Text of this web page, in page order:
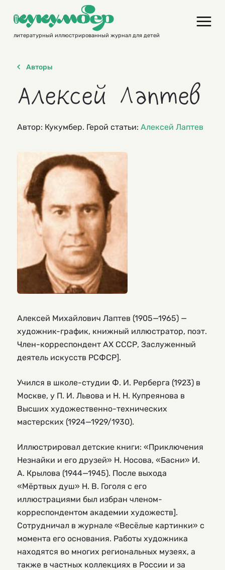
contentлитературный иллюстрированный журнал для детей
Авторы
Алексей Лаптев
Автор: Кукумбер. Герой статьи: Алексей Лаптев
Алексей Михайлович Лаптев (1905—1965) —
художник-график, книжный иллюстратор, поэт.
Член-корреспондент АХ СССР, Заслуженный
деятель искусств РСФСР].
Учился в школе-студии Ф. И. Рерберга (1923) в
Москве, у П. И. Львова и Н. Н. Купреянова в
Высших художественно-технических
мастерских (1924—1929/1930).
Иллюстрировал детские книги: «Приключения
Незнайки и его друзей» Н. Носова, «Басни» И.
А. Крылова (1944—1945). После выхода
«Мёртвых душ» Н. В. Гоголя с его
иллюстрациями был избран членом-
корреспондентом академии художеств].
Сотрудничал в журнале «Весёлые картинки» с
момента его основания. Работы художника
находятся во многих региональных музеях, а
также в частных коллекциях в России и за